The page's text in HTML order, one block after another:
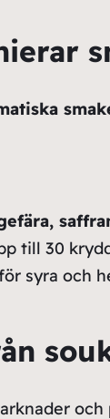
till 30
syra och
och